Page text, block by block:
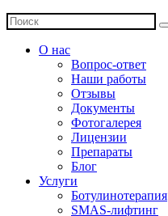
О нас
Вопрос-ответ
Наши работы
Отзывы
Документы
Фотогалерея
Лицензии
Препараты
Блог
Услуги
Ботулинотерапия
SMAS-лифтинг